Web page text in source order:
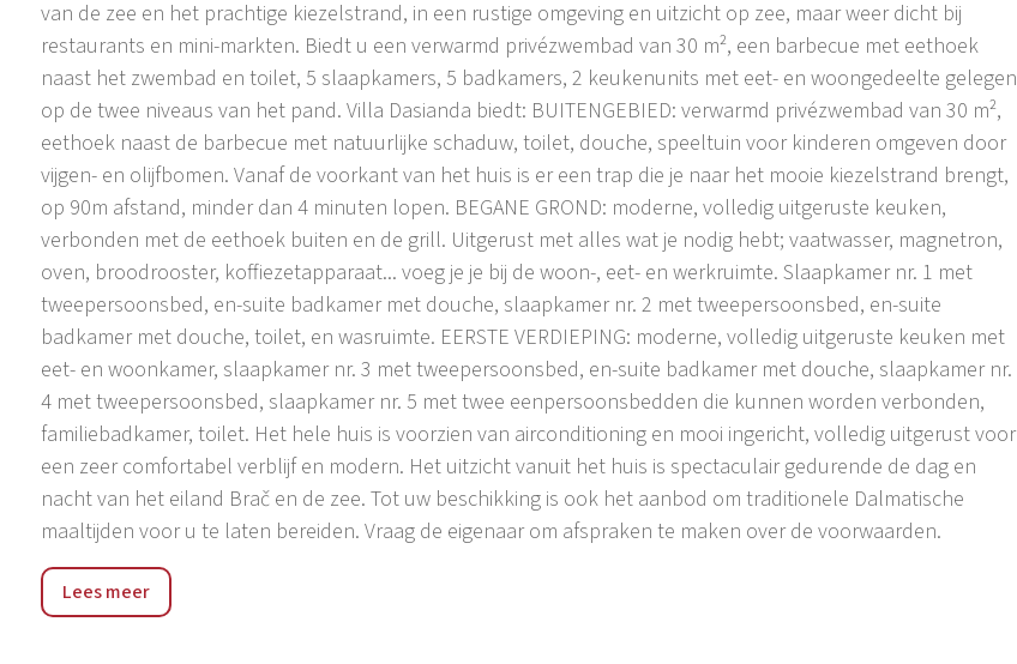
van de zee en het prachtige kiezelstrand, in een rustige omgeving en uitzicht op zee, maar weer dicht bij
restaurants en mini-markten. Biedt u een verwarmd privézwembad van 30 m², een barbecue met eethoek
naast het zwembad en toilet, 5 slaapkamers, 5 badkamers, 2 keukenunits met eet- en woongedeelte gelegen
op de twee niveaus van het pand. Villa Dasianda biedt: BUITENGEBIED: verwarmd privézwembad van 30 m²,
eethoek naast de barbecue met natuurlijke schaduw, toilet, douche, speeltuin voor kinderen omgeven door
vijgen- en olijfbomen. Vanaf de voorkant van het huis is er een trap die je naar het mooie kiezelstrand brengt,
op 90m afstand, minder dan 4 minuten lopen. BEGANE GROND: moderne, volledig uitgeruste keuken,
verbonden met de eethoek buiten en de grill. Uitgerust met alles wat je nodig hebt; vaatwasser, magnetron,
oven, broodrooster, koffiezetapparaat... voeg je je bij de woon-, eet- en werkruimte. Slaapkamer nr. 1 met
tweepersoonsbed, en-suite badkamer met douche, slaapkamer nr. 2 met tweepersoonsbed, en-suite
badkamer met douche, toilet, en wasruimte. EERSTE VERDIEPING: moderne, volledig uitgeruste keuken met
eet- en woonkamer, slaapkamer nr. 3 met tweepersoonsbed, en-suite badkamer met douche, slaapkamer nr.
4 met tweepersoonsbed, slaapkamer nr. 5 met twee eenpersoonsbedden die kunnen worden verbonden,
familiebadkamer, toilet. Het hele huis is voorzien van airconditioning en mooi ingericht, volledig uitgerust voor
een zeer comfortabel verblijf en modern. Het uitzicht vanuit het huis is spectaculair gedurende de dag en
nacht van het eiland Brač en de zee. Tot uw beschikking is ook het aanbod om traditionele Dalmatische
maaltijden voor u te laten bereiden. Vraag de eigenaar om afspraken te maken over de voorwaarden.
Restaurants, bars en de dichtstbijzijnde supermarkten liggen op loopafstand, op slechts 100 m afstand, en de
kleine stad Omiš ligt op 4 km afstand, waar veel activiteiten zijn zoals raften, zip-line, canyoning, kanoën, free
Lees meer